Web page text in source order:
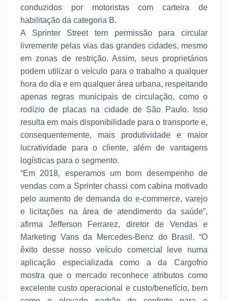
conduzidos por motoristas com carteira de
habilitação da categoria B.
A Sprinter Street tem permissão para circular
livremente pelas vias das grandes cidades, mesmo
em zonas de restrição. Assim, seus proprietários
podem utilizar o veículo para o trabalho a qualquer
hora do dia e em qualquer área urbana, respeitando
apenas regras municipais de circulação, como o
rodízio de placas na cidade de São Paulo. Isso
resulta em mais disponibilidade para o transporte e,
consequentemente, mais produtividade e maior
lucratividade para o cliente, além de vantagens
logísticas para o segmento.
“Em 2018, esperamos um bom desempenho de
vendas com a Sprinter chassi com cabina motivado
pelo aumento de demanda do e-commerce, varejo
e licitações na área de atendimento da saúde”,
afirma Jefferson Ferrarez, diretor de Vendas e
Marketing Vans da Mercedes-Benz do Brasil. “O
êxito desse nosso veículo comercial leve numa
aplicação especializada como a da Cargofrio
mostra que o mercado reconhece atributos como
excelente custo operacional e custo/benefício, bem